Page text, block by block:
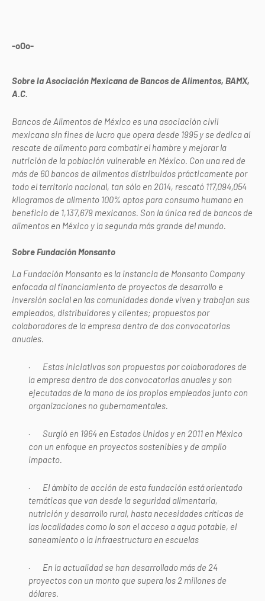
-oOo-
Sobre la Asociación Mexicana de Bancos de Alimentos, BAMX,
A.C.
Bancos de Alimentos de México es una asociación civil
mexicana sin fines de lucro que opera desde 1995 y se dedica al
rescate de alimento para combatir el hambre y mejorar la
nutrición de la población vulnerable en México. Con una red de
más de 60 bancos de alimentos distribuidos prácticamente por
todo el territorio nacional, tan sólo en 2014, rescató 117,094,054
kilogramos de alimento 100% aptos para consumo humano en
beneficio de 1,137,679 mexicanos. Son la única red de bancos de
alimentos en México y la segunda más grande del mundo.
Sobre Fundación Monsanto
La Fundación Monsanto es la instancia de Monsanto Company
enfocada al financiamiento de proyectos de desarrollo e
inversión social en las comunidades donde viven y trabajan sus
empleados, distribuidores y clientes; propuestos por
colaboradores de la empresa dentro de dos convocatorias
anuales.
· Estas iniciativas son propuestas por colaboradores de
la empresa dentro de dos convocatorias anuales y son
ejecutadas de la mano de los propios empleados junto con
organizaciones no gubernamentales.
·Surgió en 1964 en Estados Unidos y en 2011 en México
con un enfoque en proyectos sostenibles y de amplio
impacto.
· El ámbito de acción de esta fundación está orientado
temáticas que van desde la seguridad alimentaria,
nutrición y desarrollo rural, hasta necesidades críticas de
las localidades como lo son el acceso a agua potable, el
saneamiento o la infraestructura en escuelas
· En la actualidad se han desarrollado más de 24
proyectos con un monto que supera los 2 millones de
dólares.